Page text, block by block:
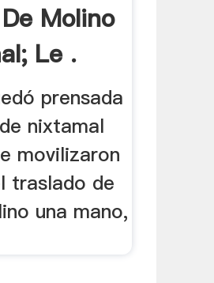
Molino
Le .
prensada
nixtamal
movilizaron
traslado de
una mano,